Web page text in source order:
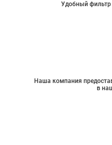
Удобный фильтр
Наша компания
в